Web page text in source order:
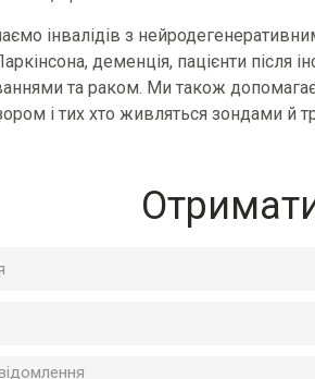
інвалідів з
деменція, пацієнти після
та раком. Ми також
і тих хто живляться зондами й